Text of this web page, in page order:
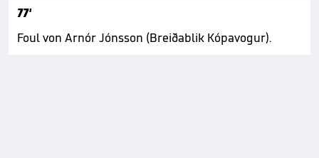
77'
Foul von Arnór Jónsson (Breiðablik Kópavogur).